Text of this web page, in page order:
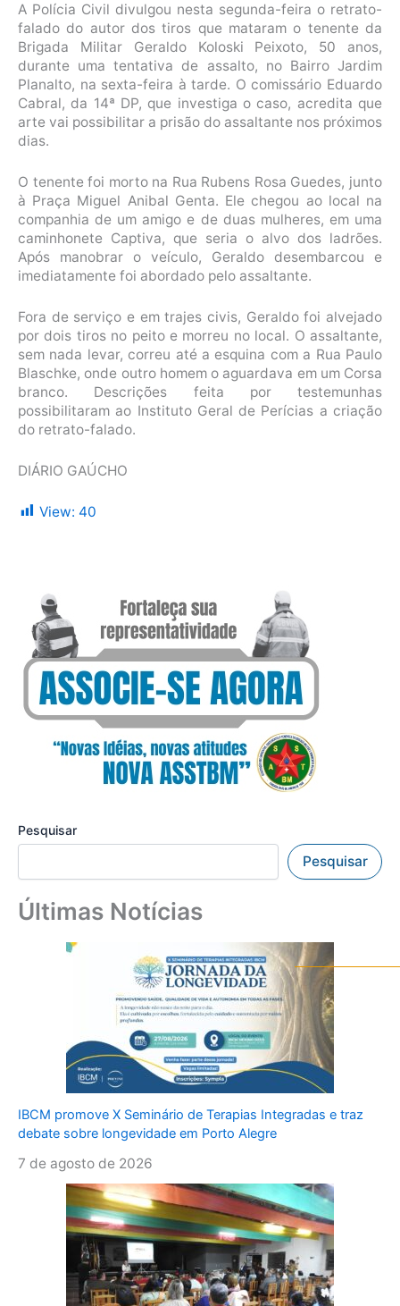
A Polícia Civil divulgou nesta segunda-feira o retrato-
falado do autor dos tiros que mataram o tenente da
Brigada Militar Geraldo Koloski Peixoto, 50 anos,
durante uma tentativa de assalto, no Bairro Jardim
Planalto, na sexta-feira à tarde. O comissário Eduardo
Cabral, da 14ª DP, que investiga o caso, acredita que
arte vai possibilitar a prisão do assaltante nos próximos
dias.
O tenente foi morto na Rua Rubens Rosa Guedes, junto
à Praça Miguel Anibal Genta. Ele chegou ao local na
companhia de um amigo e de duas mulheres, em uma
caminhonete Captiva, que seria o alvo dos ladrões.
Após manobrar o veículo, Geraldo desembarcou e
imediatamente foi abordado pelo assaltante.
Fora de serviço e em trajes civis, Geraldo foi alvejado
por dois tiros no peito e morreu no local. O assaltante,
sem nada levar, correu até a esquina com a Rua Paulo
Blaschke, onde outro homem o aguardava em um Corsa
branco. Descrições feita por testemunhas
possibilitaram ao Instituto Geral de Perícias a criação
do retrato-falado.
DIÁRIO GAÚCHO
View: 40
Pesquisar
Pesquisar
Últimas Notícias
IBCM promove X Seminário de Terapias Integradas e traz
debate sobre longevidade em Porto Alegre
7 de agosto de 2026